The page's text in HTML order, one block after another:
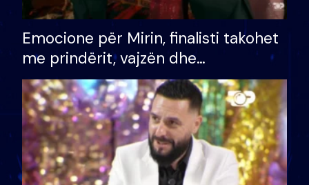
Emocione për Mirin, finalisti takohet
me prindërit, vajzën dhe
bashkëshorten: S’kemi ndonjë letër
divorci apo jo?